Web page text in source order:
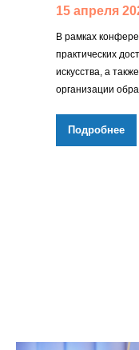
15 апреля
В рамках
практических
искусства, а
организации
Подробнее